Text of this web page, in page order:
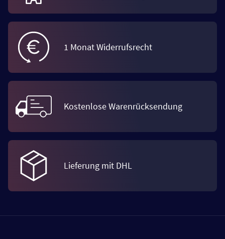
1 Monat Widerrufsrecht
Kostenlose Warenrücksendung
Lieferung mit DHL